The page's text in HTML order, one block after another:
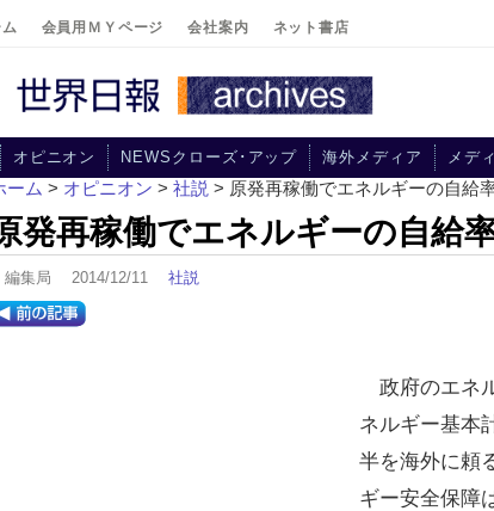
会員用ＭＹページ 会社案内 ネット書店
オピニオン NEWSクローズ･アップ 海外メディア メデ
ーム > オピニオン > 社説 > 原発再稼働でエネルギーの自給
発再稼働でエネルギーの自給
集局 2014/12/11 社説
政府のエネ
ネルギー基本
半を海外に頼
ギー安全保障